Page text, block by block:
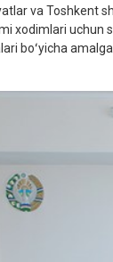
va Toshkent
xodimlari
boʻyicha